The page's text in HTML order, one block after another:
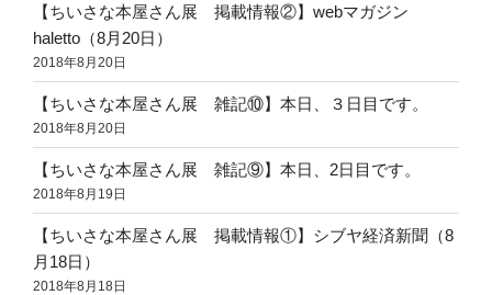
【ちいさな本屋さん展 掲載情報②】webマガジン
haletto（8月20日）
2018年8月20日
【ちいさな本屋さん展 雑記⑩】本日、３日目です。
2018年8月20日
【ちいさな本屋さん展 雑記⑨】本日、2日目です。
2018年8月19日
【ちいさな本屋さん展 掲載情報①】シブヤ経済新聞（8
月18日）
2018年8月18日